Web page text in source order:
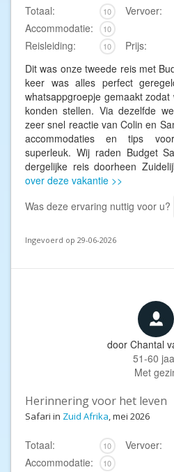
Totaal: 10 Vervoer:
Accommodatie: 10
Reisleiding: 10 Prijs:
Dit was onze tweede reis met
keer was alles perfect
whatsappgroepje gemaakt
konden stellen. Via dezelfde
zeer snel reactie van Colin en
accommodaties en tips
superleuk. Wij raden Budget
dergelijke reis doorheen
over deze vakantie >>
Was deze ervaring nuttig voor u?
Ingevoerd op 29-06-2026
door Chantal
51-60
Met
Herinnering voor het leven
Safari in Zuid Afrika, mei 2026
Totaal: 10 Vervoer:
Accommodatie: 10